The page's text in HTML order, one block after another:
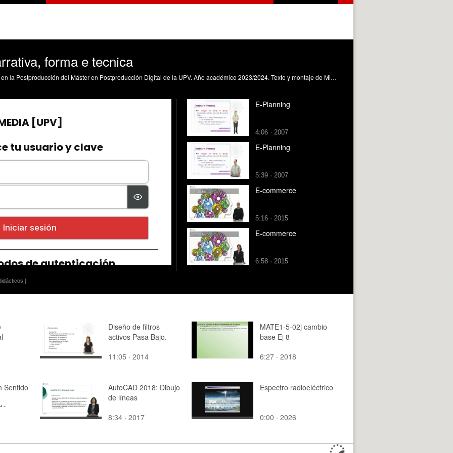
forma e tecnica
Videoensayo para el curso La Narración en la Postproducción del Máster en Postproducción Digital de la UPV. Año académico 2023/2024. Texto y montaje de Miriana Mallia. Todos los videos pertenecen a la película Asteroid City, dirigida por Wes Anderson. Vídeo en italiano con subtítulos en español.
]
E-Planning
4:06 · 2007
E-Planning
5:39 · 2007
E-commerce
5:16 · 2015
E-commerce
6:58 · 2015
Diseño de filtros
activos Pasa Bajo.
11:05 · 2014
MATE1-5-02j cambio
base Ej 8
6:27 · 2018
Sentido
AutoCAD 2018: Dibujo
de líneas
8:34 · 2017
Espectro radioeléctrico
0:00 · 2026